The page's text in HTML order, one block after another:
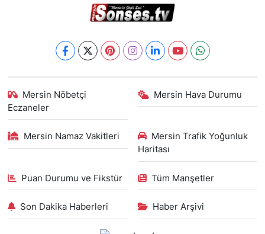
Mersin Nöbetçi
Eczaneler
Mersin Hava Durumu
Mersin Namaz Vakitleri
Mersin Trafik Yoğunluk
Haritası
Puan Durumu ve Fikstür Tüm Manşetler
Son Dakika Haberleri Haber Arşivi